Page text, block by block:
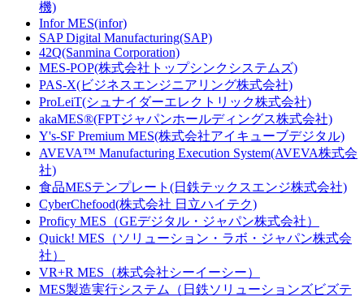
機)
Infor MES(infor)
SAP Digital Manufacturing(SAP)
42Q(Sanmina Corporation)
MES-POP(株式会社トップシンクシステムズ)
PAS-X(ビジネスエンジニアリング株式会社)
ProLeiT(シュナイダーエレクトリック株式会社)
akaMES®(FPTジャパンホールディングス株式会社)
Y's-SF Premium MES(株式会社アイキューブデジタル)
AVEVA™ Manufacturing Execution System(AVEVA株式会
社)
食品MESテンプレート(日鉄テックスエンジ株式会社)
CyberChefood(株式会社 日立ハイテク)
Proficy MES（GEデジタル・ジャパン株式会社）
Quick! MES（ソリューション・ラボ・ジャパン株式会
社）
VR+R MES（株式会社シーイーシー）
MES製造実行システム（日鉄ソリューションズビズテ